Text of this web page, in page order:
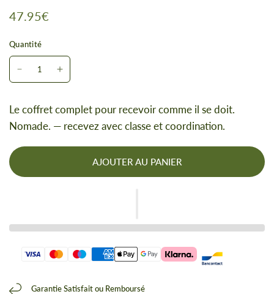
47.95€
Quantité
Le coffret complet pour recevoir comme il se doit.
Nomade. — recevez avec classe et coordination.
AJOUTER AU PANIER
Garantie Satisfait ou Remboursé